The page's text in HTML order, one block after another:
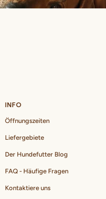
INFO
Öffnungszeiten
Liefergebiete
Der Hundefutter Blog
FAQ - Häufige Fragen
Kontaktiere uns